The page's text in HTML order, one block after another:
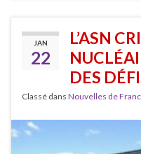
JAN
22
L’ASN
DES
Classé dans Nouvelles de